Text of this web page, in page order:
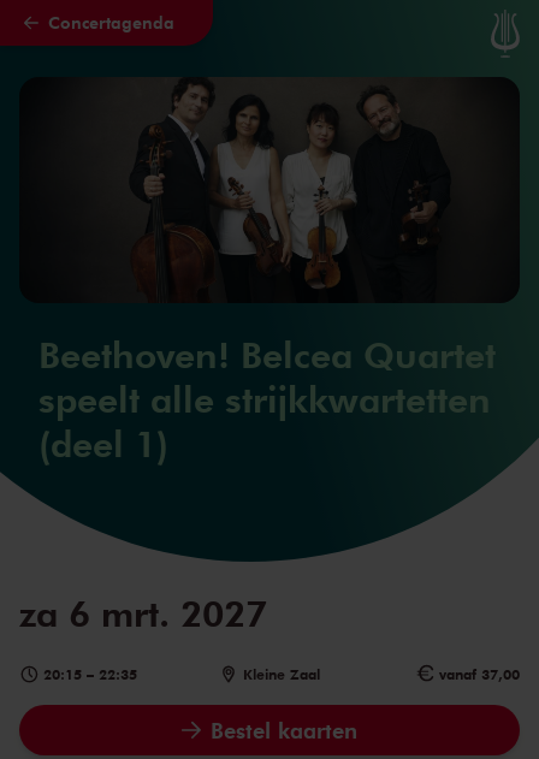
Naar hoofdcontent
Concertagenda
Beethoven! Belcea Quartet
speelt alle strijkkwartetten
(deel 1)
za 6 mrt. 2027
20:15 – 22:35 Kleine Zaal vanaf 37,00
Bestel kaarten